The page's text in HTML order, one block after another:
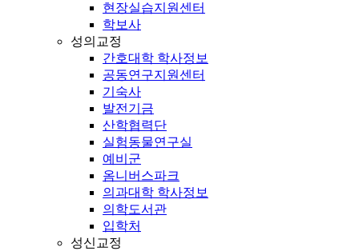
현장실습지원센터
학보사
성의교정
간호대학 학사정보
공동연구지원센터
기숙사
발전기금
산학협력단
실험동물연구실
예비군
옴니버스파크
의과대학 학사정보
의학도서관
입학처
성신교정